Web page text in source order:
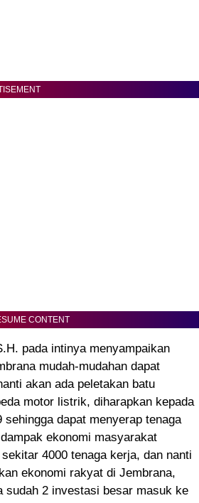
CONTENT
pada intinya menyampaikan
mudah-mudahan dapat
akan ada peletakan batu
motor listrik, diharapkan kepada
dapat menyerap tenaga
ekonomi masyarakat
4000 tenaga kerja, dan nanti
ekonomi rakyat di Jembrana,
sudah 2 investasi besar masuk ke